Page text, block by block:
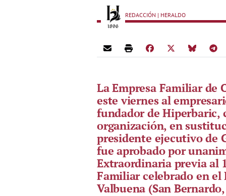
REDACCIÓN | HERALDO
La Empresa Familiar de
este viernes al
fundador de Hiperbaric,
organización, en
presidente ejecutivo de
fue aprobado por
Extraordinaria previa al
Familiar celebrado en
Valbuena (San